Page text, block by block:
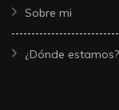
Sobre mi
¿Dónde estamos?